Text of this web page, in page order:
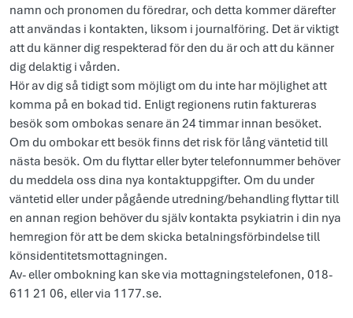
namn och pronomen du föredrar, och detta kommer därefter
att användas i kontakten, liksom i journalföring. Det är viktigt
att du känner dig respekterad för den du är och att du känner
dig delaktig i vården.
Hör av dig så tidigt som möjligt om du inte har möjlighet att
komma på en bokad tid. Enligt regionens rutin faktureras
besök som ombokas senare än 24 timmar innan besöket.
Om du ombokar ett besök finns det risk för lång väntetid till
nästa besök. Om du flyttar eller byter telefonnummer behöver
du meddela oss dina nya kontaktuppgifter. Om du under
väntetid eller under pågående utredning/behandling flyttar till
en annan region behöver du själv kontakta psykiatrin i din nya
hemregion för att be dem skicka betalningsförbindelse till
könsidentitetsmottagningen.
Av- eller ombokning kan ske via mottagningstelefonen, 018-
611 21 06, eller via 1177.se.